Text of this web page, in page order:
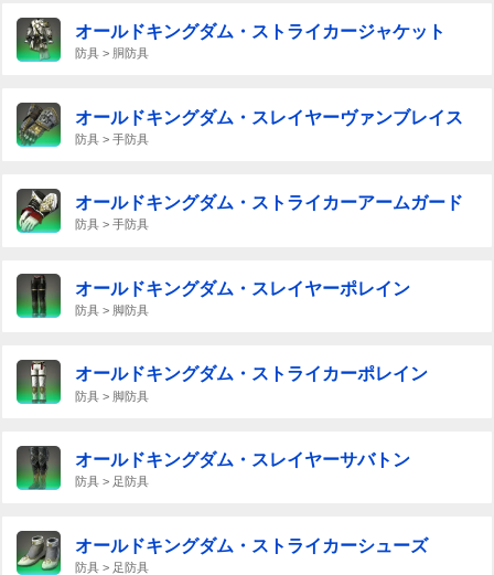
オールドキングダム・ストライカージャケット
防具 > 胴防具
オールドキングダム・スレイヤーヴァンブレイス
防具 > 手防具
オールドキングダム・ストライカーアームガード
防具 > 手防具
オールドキングダム・スレイヤーポレイン
防具 > 脚防具
オールドキングダム・ストライカーポレイン
防具 > 脚防具
オールドキングダム・スレイヤーサバトン
防具 > 足防具
オールドキングダム・ストライカーシューズ
防具 > 足防具